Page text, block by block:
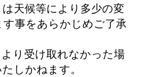
天候等により多少の変
事をあらかじめご了承
り受け取れなかった場
しかねます。